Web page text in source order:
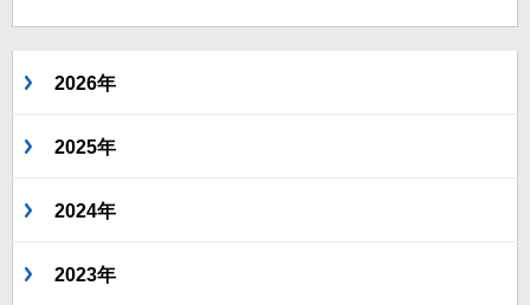
2026年
2025年
2024年
2023年